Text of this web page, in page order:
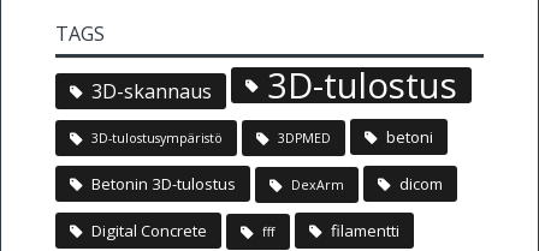
TAGS
3D-skannaus 3D-tulostus
3D-tulostusympäristö 3DPMED betoni
Betonin 3D-tulostus DexArm dicom
Digital Concrete fff filamentti